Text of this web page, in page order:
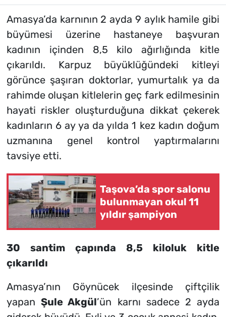
Amasya’da karnının 2 ayda 9 aylık hamile gibi
büyümesi üzerine hastaneye başvuran
kadının içinden 8,5 kilo ağırlığında kitle
çıkarıldı. Karpuz büyüklüğündeki kitleyi
görünce şaşıran doktorlar, yumurtalık ya da
rahimde oluşan kitlelerin geç fark edilmesinin
hayati riskler oluşturduğuna dikkat çekerek
kadınların 6 ay ya da yılda 1 kez kadın doğum
uzmanına genel kontrol yaptırmalarını
tavsiye etti.
Taşova’da spor salonu
bulunmayan okul 11
yıldır şampiyon
30 santim çapında 8,5 kiloluk kitle
çıkarıldı
Amasya’nın Göynücek ilçesinde çiftçilik
yapan Şule Akgül’ün karnı sadece 2 ayda